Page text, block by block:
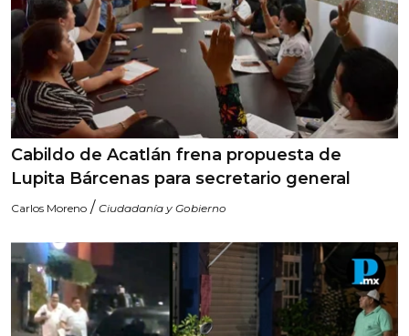
Cabildo de Acatlán frena propuesta de
Lupita Bárcenas para secretario general
Carlos Moreno / Ciudadanía y Gobierno